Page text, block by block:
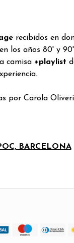
recibidos en
los años 80' y
camisa +playlist
por Carola
BARCELONA